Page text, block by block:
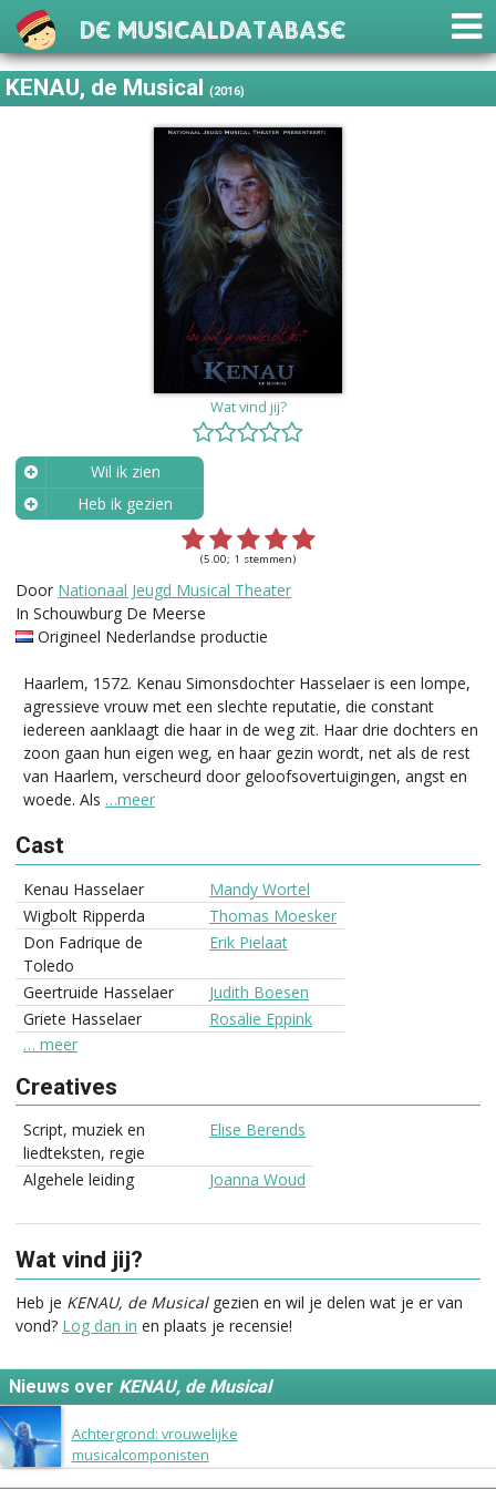
De Musicaldatabase
KENAU, de Musical(2016)
Wat vind jij?
Wil ik zien
Heb ik gezien
(5.00; 1 stemmen)
Door Nationaal Jeugd Musical Theater
In Schouwburg De Meerse
Origineel Nederlandse productie
Haarlem, 1572. Kenau Simonsdochter Hasselaer is een lompe,
agressieve vrouw met een slechte reputatie, die constant
iedereen aanklaagt die haar in de weg zit. Haar drie dochters en
zoon gaan hun eigen weg, en haar gezin wordt, net als de rest
van Haarlem, verscheurd door geloofsovertuigingen, angst en
woede. Als …meer
Cast
Kenau Hasselaer
Mandy Wortel
Wigbolt Ripperda
Thomas Moesker
Don Fadrique de
Toledo
Erik Pielaat
Geertruide Hasselaer
Judith Boesen
Griete Hasselaer
Rosalie Eppink
… meer
Creatives
Script, muziek en
liedteksten, regie
Elise Berends
Algehele leiding Joanna Woud
Wat vind jij?
Heb je KENAU, de Musicalgezien en wil je delen wat je er van
vond? Log dan in en plaats je recensie!
Nieuws over KENAU, de Musical
Achtergrond: vrouwelijke
musicalcomponisten